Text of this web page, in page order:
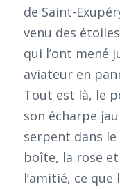
de Saint-
venu des
qui l’ont mené
aviateur en
Tout est là, le
son écharpe
serpent dans
boîte, la rose
l’amitié, ce